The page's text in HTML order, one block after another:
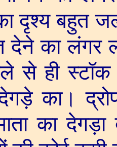
दृश्य बहुत
देने का लंगर
से ही स्टॉक
का।
का